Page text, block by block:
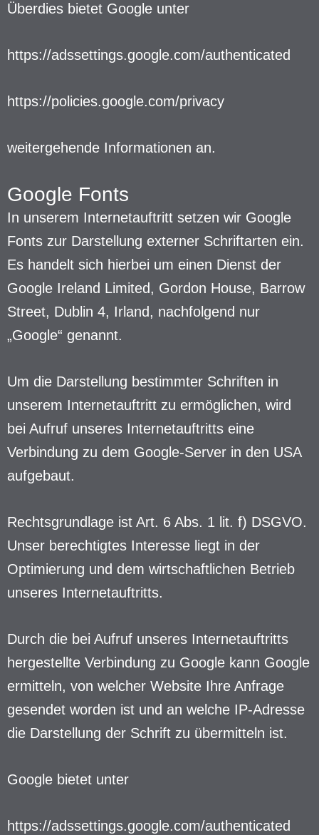
Überdies bietet Google unter
https://adssettings.google.com/authenticated
https://policies.google.com/privacy
weitergehende Informationen an.
Google Fonts
In unserem Internetauftritt setzen wir Google
Fonts zur Darstellung externer Schriftarten ein.
Es handelt sich hierbei um einen Dienst der
Google Ireland Limited, Gordon House, Barrow
Street, Dublin 4, Irland, nachfolgend nur
„Google“ genannt.
Um die Darstellung bestimmter Schriften in
unserem Internetauftritt zu ermöglichen, wird
bei Aufruf unseres Internetauftritts eine
Verbindung zu dem Google-Server in den USA
aufgebaut.
Rechtsgrundlage ist Art. 6 Abs. 1 lit. f) DSGVO.
Unser berechtigtes Interesse liegt in der
Optimierung und dem wirtschaftlichen Betrieb
unseres Internetauftritts.
Durch die bei Aufruf unseres Internetauftritts
hergestellte Verbindung zu Google kann Google
ermitteln, von welcher Website Ihre Anfrage
gesendet worden ist und an welche IP-Adresse
die Darstellung der Schrift zu übermitteln ist.
Google bietet unter
https://adssettings.google.com/authenticated